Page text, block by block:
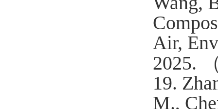
Air,
2025.
19.
M.,